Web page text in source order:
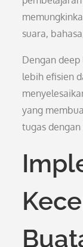
suara,
Dengan
lebih efisien
yang
tugas